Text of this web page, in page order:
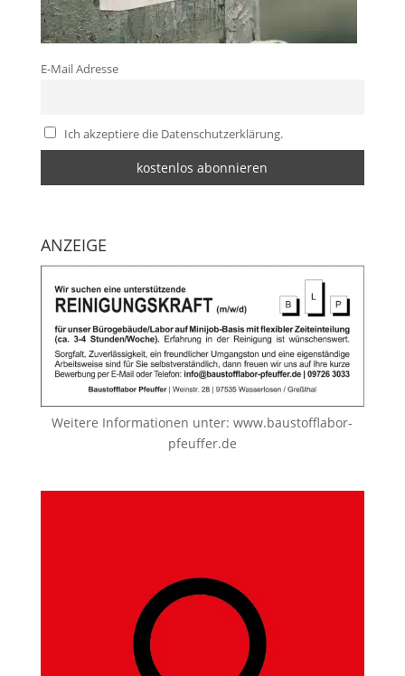
E-Mail Adresse
Ich akzeptiere die Datenschutzerklärung.
ANZEIGE
Weitere Informationen unter:www.baustofflabor-
pfeuffer.de